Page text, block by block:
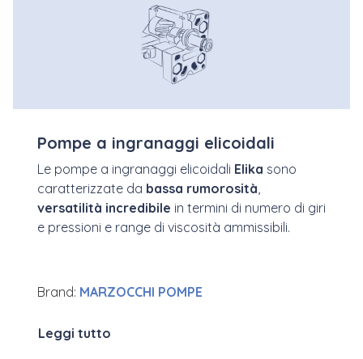
Pompe a ingranaggi elicoidali
Le pompe a ingranaggi elicoidali Elika sono
caratterizzate da bassa rumorosità,
versatilità incredibile in termini di numero di giri
e pressioni e range di viscosità ammissibili.
Brand: MARZOCCHI POMPE
Leggi tutto